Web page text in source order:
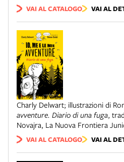
VAI AL CATALOGO VAI AL
Charly Delwart; illustrazioni di
avventure. Diario di una fuga,
Novajra, La Nuova Frontiera
VAI AL CATALOGO VAI AL